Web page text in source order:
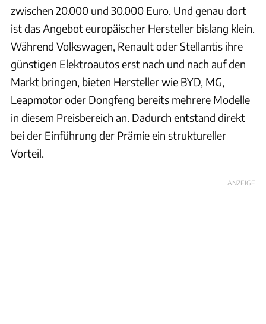
zwischen 20.000 und 30.000 Euro. Und genau dort
ist das Angebot europäischer Hersteller bislang klein.
Während Volkswagen, Renault oder Stellantis ihre
günstigen Elektroautos erst nach und nach auf den
Markt bringen, bieten Hersteller wie BYD, MG,
Leapmotor oder Dongfeng bereits mehrere Modelle
in diesem Preisbereich an. Dadurch entstand direkt
bei der Einführung der Prämie ein struktureller
Vorteil.
ANZEIGE